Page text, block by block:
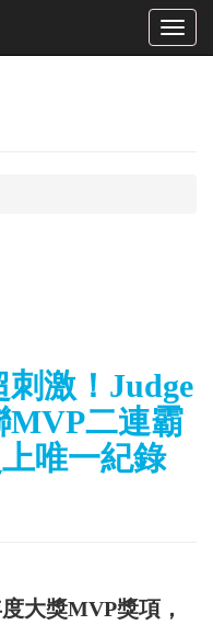
Toggle
激！Judge
MVP二連霸
唯一紀錄
大獎MVP獎項，